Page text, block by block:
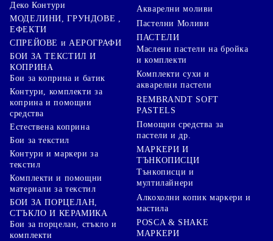
Деко Контури
МОДЕЛИНИ, ГРУНДОВЕ ,
ЕФЕКТИ
СПРЕЙОВЕ и АЕРОГРАФИ
БОИ ЗА ТЕКСТИЛ И
КОПРИНА
Бои за коприна и батик
Контури, комплекти за
коприна и помощни
средства
Естествена коприна
Бои за текстил
Контури и маркери за
текстил
Комплекти и помощни
материали за текстил
БОИ ЗА ПОРЦЕЛАН,
СТЪКЛО И КЕРАМИКА
Бои за порцелан, стъкло и
комплекти
Акварелни моливи
Пастелни Моливи
ПАСТЕЛИ
Маслени пастели на бройка
и комплекти
Комплекти сухи и
акварелни пастели
REMBRANDT SOFT
PASTELS
Помощни средства за
пастели и др.
МАРКЕРИ И
ТЪНКОПИСЦИ
Тънкописци и
мултилайнери
Алкохолни копик маркери и
мастила
POSCA & SHAKE
МАРКЕРИ